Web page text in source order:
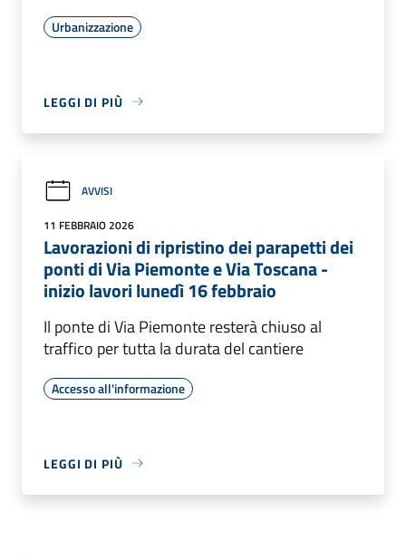
Urbanizzazione
LEGGI DI PIÙ
AVVISI
11 FEBBRAIO 2026
Lavorazioni di ripristino dei parapetti dei
ponti di Via Piemonte e Via Toscana -
inizio lavori lunedì 16 febbraio
Il ponte di Via Piemonte resterà chiuso al
traffico per tutta la durata del cantiere
Accesso all'informazione
LEGGI DI PIÙ